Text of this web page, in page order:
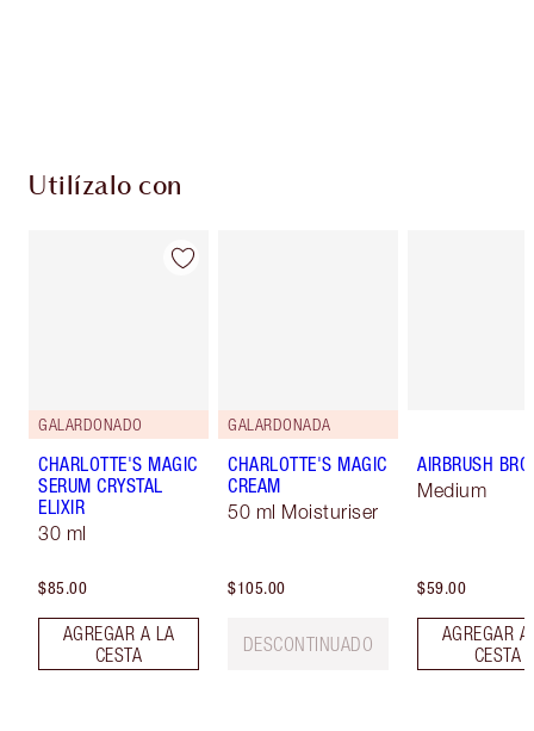
Utilízalo con
GALARDONADO
CHARLOTTE'S MAGIC
SERUM CRYSTAL
ELIXIR
30 ml
$85.00
AGREGAR A LA
CESTA
GALARDONADA
CHARLOTTE'S MAGIC
CREAM
50 ml Moisturiser
$105.00
DESCONTINUADO
AIRBRUSH
Medium
$59.00
AGREGAR
CESTA